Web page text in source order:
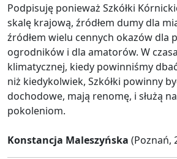
Podpisuję ponieważ Szkółki
skalę krajową, źródłem dumy dla
źródłem wielu cennych okazów dla
ogrodników i dla amatorów. W
klimatycznej, kiedy powinniśmy
niż kiedykolwiek, Szkółki powinny
dochodowe, mają renomę, i służą
pokoleniom.
Konstancja Maleszyńska (Poznań,